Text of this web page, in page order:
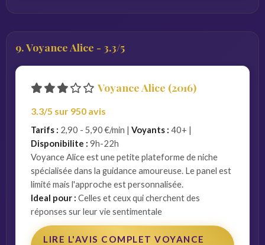
9. Voyance Alice - 3.3/5
Voyance Alice (2016)
3.3/5 sur 950 avis
Tarifs : 2,90 - 5,90 €/min | Voyants : 40+ |
Disponibilite : 9h-22h
Voyance Alice est une petite plateforme de niche
spécialisée dans la guidance amoureuse. Le panel est
limité mais l'approche est personnalisée.
Ideal pour : Celles et ceux qui cherchent des
réponses sur leur vie sentimentale
LIRE L'AVIS COMPLET VOYANCE